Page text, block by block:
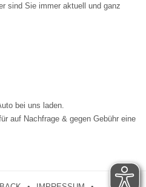
sind Sie immer aktuell und ganz
bei uns laden.
auf Nachfrage & gegen Gebühr eine